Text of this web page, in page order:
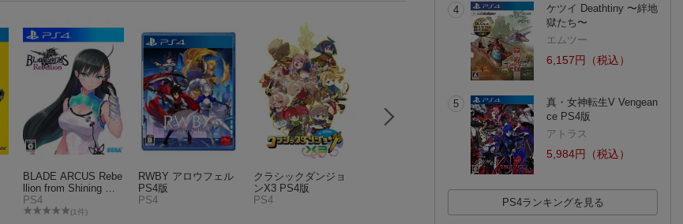
BLADE ARCUS Rebe
llion from Shining 通
常版 PS4版
PS4
(1件)
RWBY アロウフェル
PS4版
PS4
クラシックダンジョ
ンX3 PS4版
PS4
Under The Waves PS
4版
PS4
PS4
4
ケツイ Deathtiny 〜絆地
獄たち〜
エムツー
6,157円（税込）
5
真・女神転生V Vengean
ce PS4版
アトラス
5,984円（税込）
PS4ランキングを見る